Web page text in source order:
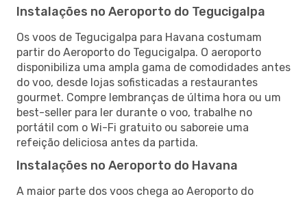
Instalações no Aeroporto do Tegucigalpa
Os voos de Tegucigalpa para Havana costumam
partir do Aeroporto do Tegucigalpa. O aeroporto
disponibiliza uma ampla gama de comodidades antes
do voo, desde lojas sofisticadas a restaurantes
gourmet. Compre lembranças de última hora ou um
best-seller para ler durante o voo, trabalhe no
portátil com o Wi-Fi gratuito ou saboreie uma
refeição deliciosa antes da partida.
Instalações no Aeroporto do Havana
A maior parte dos voos chega ao Aeroporto do